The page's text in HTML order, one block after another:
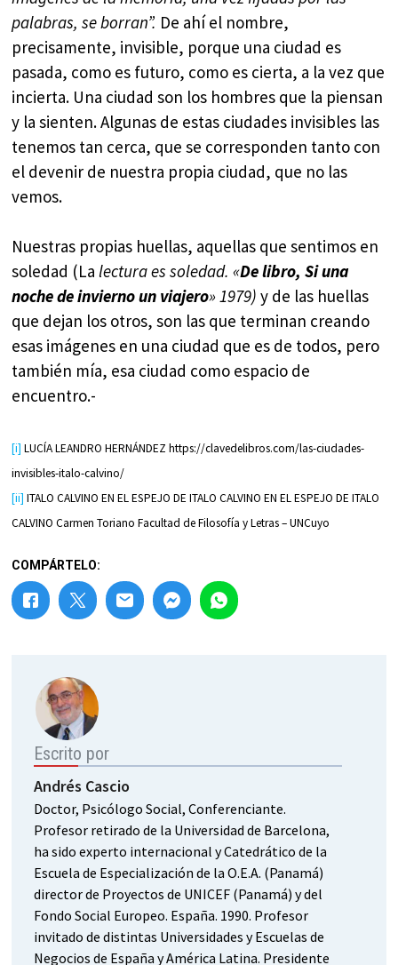
palabras, se borran”. De ahí el nombre,
precisamente, invisible, porque una ciudad es
pasada, como es futuro, como es cierta, a la vez que
incierta. Una ciudad son los hombres que la piensan
y la sienten. Algunas de estas ciudades invisibles las
tenemos tan cerca, que se corresponden tanto con
el devenir de nuestra propia ciudad, que no las
vemos.
Nuestras propias huellas, aquellas que sentimos en
soledad (La lectura es soledad. «De libro, Si una
noche de invierno un viajero» 1979) y de las huellas
que dejan los otros, son las que terminan creando
esas imágenes en una ciudad que es de todos, pero
también mía, esa ciudad como espacio de
encuentro.-
[i] LUCÍA LEANDRO HERNÁNDEZ https://clavedelibros.com/las-ciudades-
invisibles-italo-calvino/
[ii] ITALO CALVINO EN EL ESPEJO DE ITALO CALVINO EN EL ESPEJO DE ITALO
CALVINO Carmen Toriano Facultad de Filosofía y Letras – UNCuyo
COMPÁRTELO:
Escrito por
Andrés Cascio
Doctor, Psicólogo Social, Conferenciante.
Profesor retirado de la Universidad de Barcelona,
ha sido experto internacional y Catedrático de la
Escuela de Especialización de la O.E.A. (Panamá)
director de Proyectos de UNICEF (Panamá) y del
Fondo Social Europeo. España. 1990. Profesor
invitado de distintas Universidades y Escuelas de
Negocios de España y América Latina. Presidente